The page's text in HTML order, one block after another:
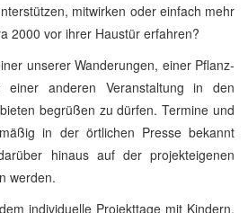
mitwirken oder einfach mehr
2000 vor ihrer Haustür erfahren?
unserer Wanderungen, einer Pflanz-
einer anderen Veranstaltung in den
begrüßen zu dürfen. Termine und
in der örtlichen Presse bekannt
hinaus auf der projekteigenen
werden.
individuelle Projekttage mit Kindern,